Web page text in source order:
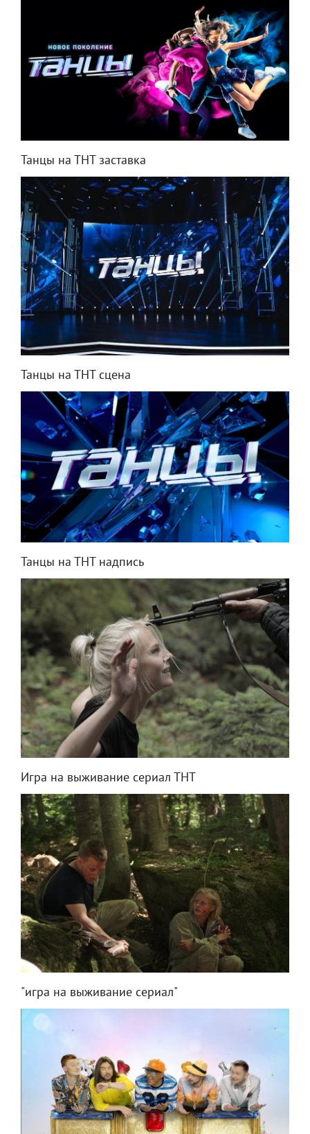
Танцы на ТНТ заставка
Танцы на ТНТ сцена
Танцы на ТНТ надпись
Игра на выживание сериал ТНТ
"игра на выживание сериал"